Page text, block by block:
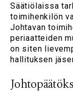
Säätiölaissa
toimihenkilön
Johtavan
periaatteiden
on siten
hallituksen